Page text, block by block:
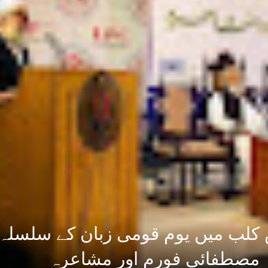
کلب میں یوم قومی زبان کے
مصطفائی فورم اور مشاعرہ